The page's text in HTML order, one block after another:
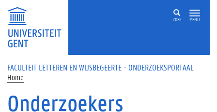
Overslaan en naar de inhoud gaan
ZOEK MENU
FACULTEIT LETTEREN EN WIJSBEGEERTE - ONDERZOEKSPORTAAL
Home
Onderzoekers